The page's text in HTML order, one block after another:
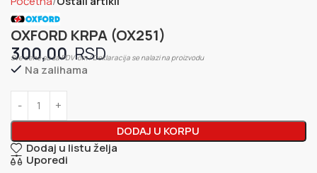
OXFORD KRPA (OX251)
300,00
Sve cene su sa PDV-om / Deklaracija se nalazi na proizvodu
Na zalihama
DODAJ U KORPU
Dodaj u listu želja
Uporedi